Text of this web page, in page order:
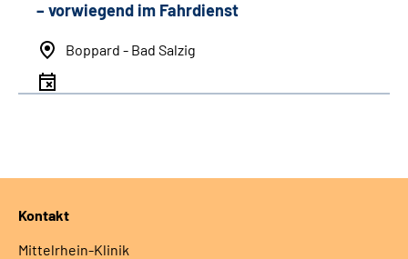
– vorwiegend im Fahrdienst
Boppard - Bad Salzig
Kontakt
Mittelrhein-Klinik